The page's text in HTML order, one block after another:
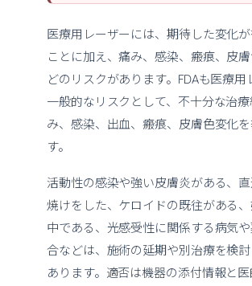
医療用レーザーには、期待した変化
ことに加え、痛み、感染、瘢痕、皮
どのリスクがあります。FDAも医療用
一般的なリスクとして、不十分な治
み、感染、出血、瘢痕、皮膚色変化
す。
活動性の感染や強い皮膚炎がある、
焼けをした、ケロイドの既往がある
中である、光感受性に関係する病気
合などは、施術の延期や別治療を検
あります。適否は機器の添付情報と